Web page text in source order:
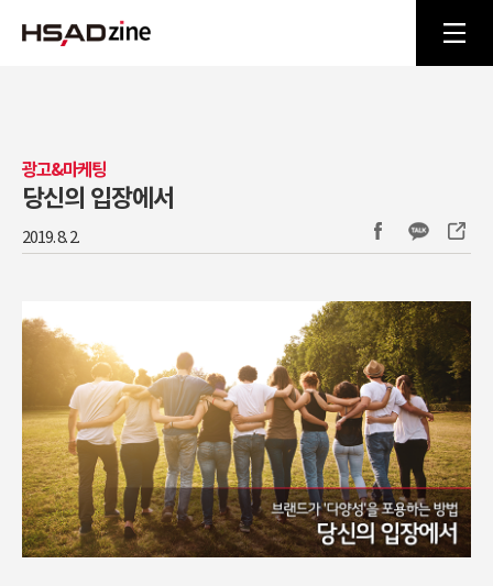
광고&마케팅
당신의 입장에서
2019. 8. 2.